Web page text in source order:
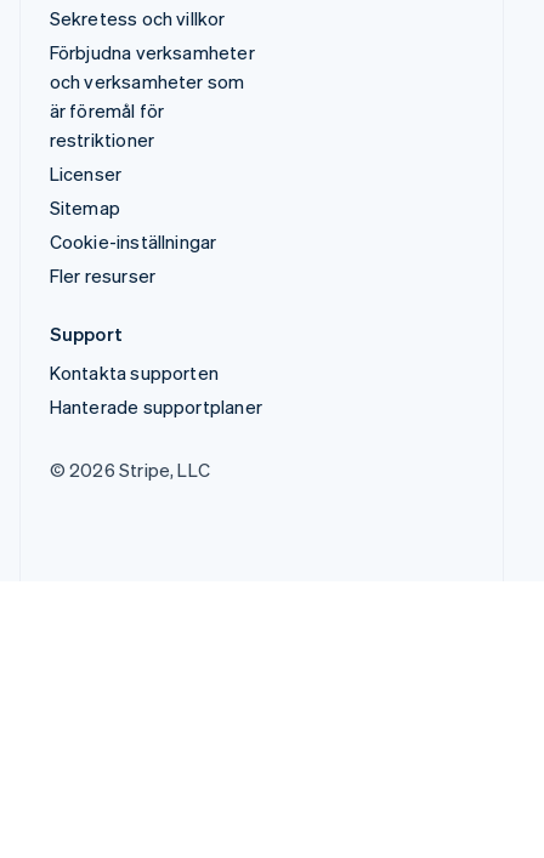
Sekretess och villkor
Förbjudna verksamheter
och verksamheter som
är föremål för
restriktioner
Licenser
Sitemap
Cookie-inställningar
Fler resurser
Support
Kontakta supporten
Hanterade supportplaner
© 2026 Stripe, LLC